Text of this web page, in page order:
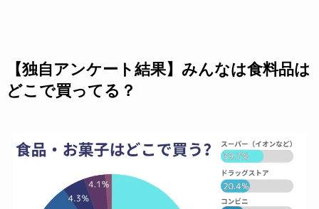
【独自アンケート結果】みんなは食料品は
どこで買ってる？